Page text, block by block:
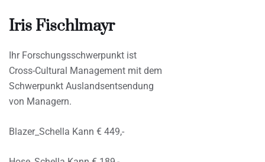
Iris Fischlmayr
Ihr Forschungsschwerpunkt ist
Cross-Cultural Management mit dem
Schwerpunkt Auslandsentsendung
von Managern.
Blazer_Schella Kann € 449,-